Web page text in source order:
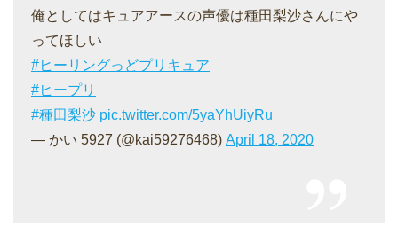
俺としてはキュアアースの声優は種田梨沙さんにや
ってほしい
#ヒーリングっどプリキュア
#ヒープリ
#種田梨沙 pic.twitter.com/5yaYhUiyRu
— かい 5927 (@kai59276468) April 18, 2020